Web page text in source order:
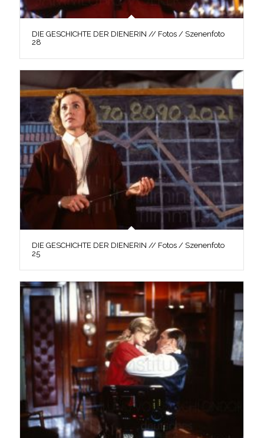
DIE GESCHICHTE DER DIENERIN // Fotos / Szenenfoto
28
DIE GESCHICHTE DER DIENERIN // Fotos / Szenenfoto
25